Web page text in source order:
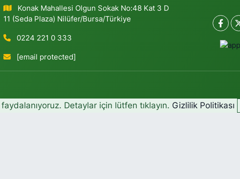
Konak Mahallesi Olgun Sokak No:48 Kat 3 D
11 (Seda Plaza) Nilüfer/Bursa/Türkiye
0224 221 0 333
[email protected]
Detaylar için lütfen tıklayın. Gizlilik Politikası